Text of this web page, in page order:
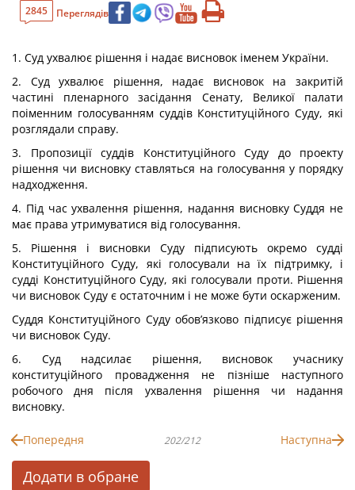
2845 Переглядів
1. Суд ухвалює рішення і надає висновок іменем України.
2. Суд ухвалює рішення, надає висновок на закритій
частині пленарного засідання Сенату, Великої палати
поіменним голосуванням суддів Конституційного Суду, які
розглядали справу.
3. Пропозиції суддів Конституційного Суду до проекту
рішення чи висновку ставляться на голосування у порядку
надходження.
4. Під час ухвалення рішення, надання висновку Суддя не
має права утримуватися від голосування.
5. Рішення і висновки Суду підписують окремо судді
Конституційного Суду, які голосували на їх підтримку, і
судді Конституційного Суду, які голосували проти. Рішення
чи висновок Суду є остаточним і не може бути оскарженим.
Суддя Конституційного Суду обов’язково підписує рішення
чи висновок Суду.
6. Суд надсилає рішення, висновок учаснику
конституційного провадження не пізніше наступного
робочого дня після ухвалення рішення чи надання
висновку.
Попередня 202/212 Наступна
Додати в обране